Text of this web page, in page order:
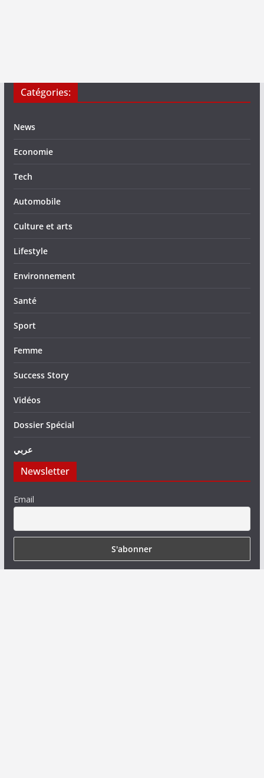
Catégories:
News
Economie
Tech
Automobile
Culture et arts
Lifestyle
Environnement
Santé
Sport
Femme
Success Story
Vidéos
Dossier Spécial
عربي
Newsletter
Email